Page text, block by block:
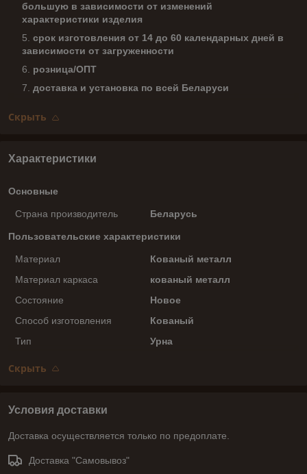
большую в зависимости от изменений
характеристики изделия
срок изготовления от 14 до 60 календарных дней в
зависимости от загруженности
розница/ОПТ
доставка и установка по всей Беларуси
Скрыть
Характеристики
Основные
Страна производитель Беларусь
Пользовательские характеристики
Материал
Кованый металл
Материал каркаса
кованый металл
Состояние
Новое
Способ изготовления
Кованый
Тип
Урна
Скрыть
Условия доставки
Доставка осуществляется только по предоплате.
Доставка "Самовывоз"